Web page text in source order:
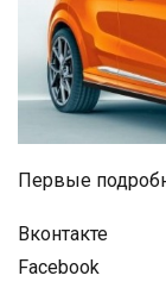
Первые
Вконтакте
Facebook